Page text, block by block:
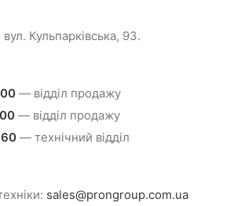
Кульпарківська, 93.
— відділ продажу
— відділ продажу
— технічний відділ
sales@prongroup.com.ua